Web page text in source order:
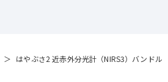
はやぶさ2 近赤外分光計（NIRS3）バンドル